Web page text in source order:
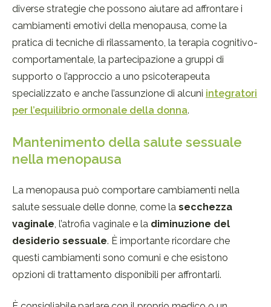
diverse strategie che possono aiutare ad affrontare i
cambiamenti emotivi della menopausa, come la
pratica di tecniche di rilassamento, la terapia cognitivo-
comportamentale, la partecipazione a gruppi di
supporto o l’approccio a uno psicoterapeuta
specializzato e anche l’assunzione di alcuni integratori
per l’equilibrio ormonale della donna.
Mantenimento della salute sessuale
nella menopausa
La menopausa può comportare cambiamenti nella
salute sessuale delle donne, come la secchezza
vaginale, l’atrofia vaginale e la diminuzione del
desiderio sessuale. È importante ricordare che
questi cambiamenti sono comuni e che esistono
opzioni di trattamento disponibili per affrontarli.